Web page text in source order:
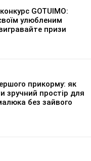
GOTUIMO:
улюбленим
призи
прикорму: як
зручний простір для
без зайвого